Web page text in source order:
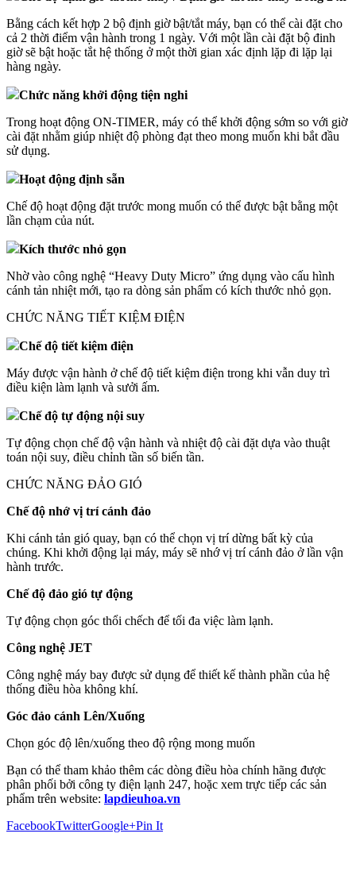
Bằng cách kết hợp 2 bộ định giờ bật/tắt máy, bạn có thể cài đặt cho
cả 2 thời điểm vận hành trong 1 ngày. Với một lần cài đặt bộ đinh
giờ sẽ bật hoặc tắt hệ thống ở một thời gian xác định lặp đi lặp lại
hàng ngày.
Chức năng khởi động tiện nghi
Trong hoạt động ON-TIMER, máy có thể khởi động sớm so với giờ
cài đặt nhằm giúp nhiệt độ phòng đạt theo mong muốn khi bắt đầu
sử dụng.
Hoạt động định sẵn
Chế độ hoạt động đặt trước mong muốn có thể được bật bằng một
lần chạm của nút.
Kích thước nhỏ gọn
Nhờ vào công nghệ “Heavy Duty Micro” ứng dụng vào cấu hình
cánh tản nhiệt mới, tạo ra dòng sản phẩm có kích thước nhỏ gọn.
CHỨC NĂNG TIẾT KIỆM ĐIỆN
Chế độ tiết kiệm điện
Máy được vận hành ở chế độ tiết kiệm điện trong khi vẫn duy trì
điều kiện làm lạnh và sưởi ấm.
Chế độ tự động nội suy
Tự động chọn chế độ vận hành và nhiệt độ cài đặt dựa vào thuật
toán nội suy, điều chỉnh tần số biến tần.
CHỨC NĂNG ĐẢO GIÓ
Chế độ nhớ vị trí cánh đảo
Khi cánh tản gió quay, bạn có thể chọn vị trí dừng bất kỳ của
chúng. Khi khởi động lại máy, máy sẽ nhớ vị trí cánh đảo ở lần vận
hành trước.
Chế độ đảo gió tự động
Tự động chọn góc thổi chếch để tối đa việc làm lạnh.
Công nghệ JET
Công nghệ máy bay được sử dụng để thiết kế thành phần của hệ
thống điều hòa không khí.
Góc đảo cánh Lên/Xuống
Chọn góc độ lên/xuống theo độ rộng mong muốn
Bạn có thể tham khảo thêm các dòng điều hòa chính hãng được
phân phối bởi công ty điện lạnh 247, hoặc xem trực tiếp các sản
phẩm trên website: lapdieuhoa.vn
FacebookTwitterGoogle+Pin It